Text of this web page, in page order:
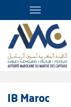
IB Maroc